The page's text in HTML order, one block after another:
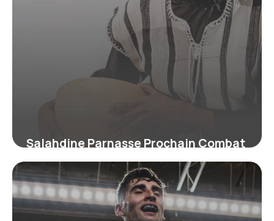
Salahdine Parnasse Prochain Combat
: Infos 2026
24 juin 2026